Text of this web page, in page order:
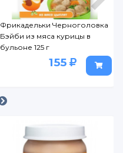
Фрикадельки Черноголовка
Бэйби из мяса курицы в
бульоне 125 г
155